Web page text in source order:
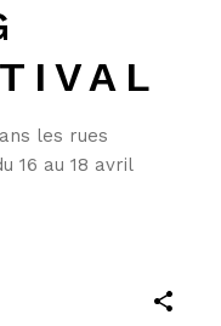
les rues
16 au 18 avril